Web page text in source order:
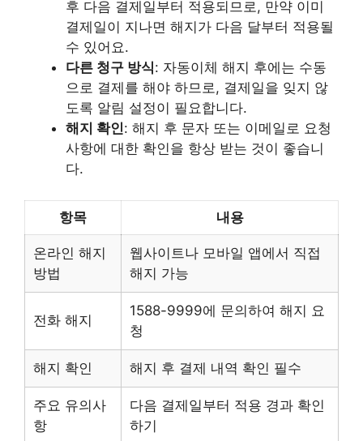
후 다음 결제일부터 적용되므로, 만약 이미
결제일이 지나면 해지가 다음 달부터 적용될
수 있어요.
다른 청구 방식: 자동이체 해지 후에는 수동
으로 결제를 해야 하므로, 결제일을 잊지 않
도록 알림 설정이 필요합니다.
해지 확인: 해지 후 문자 또는 이메일로 요청
사항에 대한 확인을 항상 받는 것이 좋습니
다.
항목 내용
온라인 해지
방법
웹사이트나 모바일 앱에서 직접
해지 가능
전화 해지
1588-9999에 문의하여 해지 요
청
해지 확인 해지 후 결제 내역 확인 필수
주요 유의사
항
다음 결제일부터 적용 경과 확인
하기